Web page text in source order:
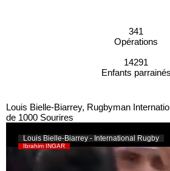
341
Opérations
14291
Enfants parrainés
Louis Bielle-Biarrey, Rugbyman
de 1000 Sourires